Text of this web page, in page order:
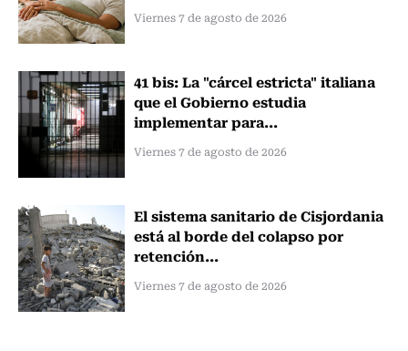
Viernes 7 de agosto de 2026
41 bis: La "cárcel estricta" italiana
que el Gobierno estudia
implementar para...
Viernes 7 de agosto de 2026
El sistema sanitario de Cisjordania
está al borde del colapso por
retención...
Viernes 7 de agosto de 2026